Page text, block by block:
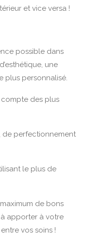
et vice versa !
possible dans
une
plus personnalisé.
des plus
de perfectionnement
le plus de
de bons
apporter à votre
vos soins !